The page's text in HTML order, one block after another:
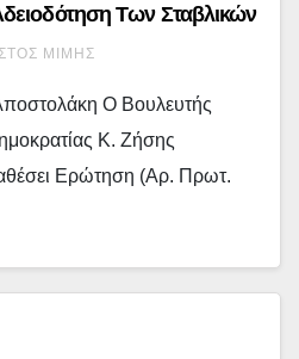
Των Σταβλικών
ΜΊΜΗΣ
Ο Βουλευτής
Κ. Ζήσης
Ερώτηση (αρ. Πρωτ.